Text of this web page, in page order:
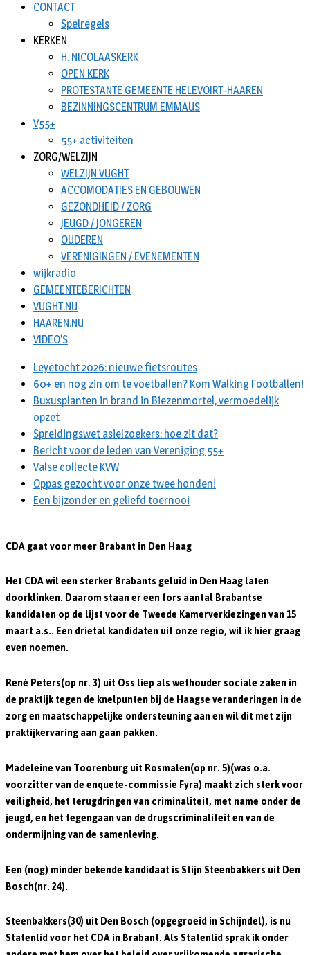
CONTACT
Spelregels
KERKEN
H. NICOLAASKERK
OPEN KERK
PROTESTANTE GEMEENTE HELEVOIRT-HAAREN
BEZINNINGSCENTRUM EMMAUS
V55+
55+ activiteiten
ZORG/WELZIJN
WELZIJN VUGHT
ACCOMODATIES EN GEBOUWEN
GEZONDHEID / ZORG
JEUGD / JONGEREN
OUDEREN
VERENIGINGEN / EVENEMENTEN
wijkradio
GEMEENTEBERICHTEN
VUGHT.NU
HAAREN.NU
VIDEO’S
Leyetocht 2026: nieuwe fietsroutes
60+ en nog zin om te voetballen? Kom Walking Footballen!
Buxusplanten in brand in Biezenmortel, vermoedelijk
opzet
Spreidingswet asielzoekers: hoe zit dat?
Bericht voor de leden van Vereniging 55+
Valse collecte KVW
Oppas gezocht voor onze twee honden!
Een bijzonder en geliefd toernooi
CDA gaat voor meer Brabant in Den Haag
Het CDA wil een sterker Brabants geluid in Den Haag laten
doorklinken. Daarom staan er een fors aantal Brabantse
kandidaten op de lijst voor de Tweede Kamerverkiezingen van 15
maart a.s.. Een drietal kandidaten uit onze regio, wil ik hier graag
even noemen.
René Peters(op nr. 3) uit Oss liep als wethouder sociale zaken in
de praktijk tegen de knelpunten bij de Haagse veranderingen in de
zorg en maatschappelijke ondersteuning aan en wil dit met zijn
praktijkervaring aan gaan pakken.
Madeleine van Toorenburg uit Rosmalen(op nr. 5)(was o.a.
voorzitter van de enquete-commissie Fyra) maakt zich sterk voor
veiligheid, het terugdringen van criminaliteit, met name onder de
jeugd, en het tegengaan van de drugscriminaliteit en van de
ondermijning van de samenleving.
Een (nog) minder bekende kandidaat is Stijn Steenbakkers uit Den
Bosch(nr. 24).
Steenbakkers(30) uit Den Bosch (opgegroeid in Schijndel), is nu
Statenlid voor het CDA in Brabant. Als Statenlid sprak ik onder